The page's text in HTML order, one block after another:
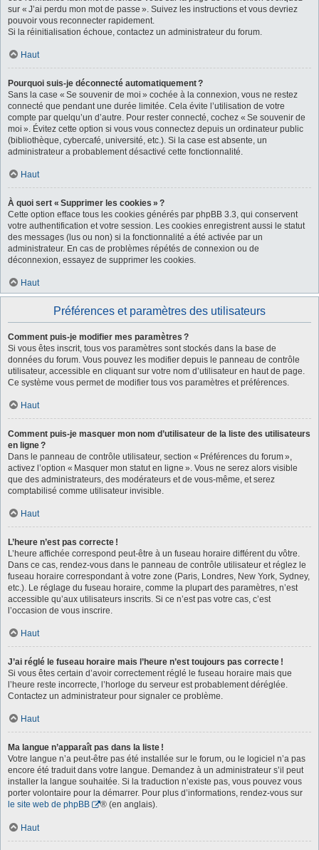
sur « J’ai perdu mon mot de passe ». Suivez les instructions et vous devriez
pouvoir vous reconnecter rapidement.
Si la réinitialisation échoue, contactez un administrateur du forum.
Haut
Pourquoi suis-je déconnecté automatiquement ?
Sans la case « Se souvenir de moi » cochée à la connexion, vous ne restez
connecté que pendant une durée limitée. Cela évite l’utilisation de votre
compte par quelqu’un d’autre. Pour rester connecté, cochez « Se souvenir de
moi ». Évitez cette option si vous vous connectez depuis un ordinateur public
(bibliothèque, cybercafé, université, etc.). Si la case est absente, un
administrateur a probablement désactivé cette fonctionnalité.
Haut
À quoi sert « Supprimer les cookies » ?
Cette option efface tous les cookies générés par phpBB 3.3, qui conservent
votre authentification et votre session. Les cookies enregistrent aussi le statut
des messages (lus ou non) si la fonctionnalité a été activée par un
administrateur. En cas de problèmes répétés de connexion ou de
déconnexion, essayez de supprimer les cookies.
Haut
Préférences et paramètres des utilisateurs
Comment puis-je modifier mes paramètres ?
Si vous êtes inscrit, tous vos paramètres sont stockés dans la base de
données du forum. Vous pouvez les modifier depuis le panneau de contrôle
utilisateur, accessible en cliquant sur votre nom d’utilisateur en haut de page.
Ce système vous permet de modifier tous vos paramètres et préférences.
Haut
Comment puis-je masquer mon nom d’utilisateur de la liste des utilisateurs
en ligne ?
Dans le panneau de contrôle utilisateur, section « Préférences du forum »,
activez l’option « Masquer mon statut en ligne ». Vous ne serez alors visible
que des administrateurs, des modérateurs et de vous-même, et serez
comptabilisé comme utilisateur invisible.
Haut
L’heure n’est pas correcte !
L’heure affichée correspond peut-être à un fuseau horaire différent du vôtre.
Dans ce cas, rendez-vous dans le panneau de contrôle utilisateur et réglez le
fuseau horaire correspondant à votre zone (Paris, Londres, New York, Sydney,
etc.). Le réglage du fuseau horaire, comme la plupart des paramètres, n’est
accessible qu’aux utilisateurs inscrits. Si ce n’est pas votre cas, c’est
l’occasion de vous inscrire.
Haut
J’ai réglé le fuseau horaire mais l’heure n’est toujours pas correcte !
Si vous êtes certain d’avoir correctement réglé le fuseau horaire mais que
l’heure reste incorrecte, l’horloge du serveur est probablement déréglée.
Contactez un administrateur pour signaler ce problème.
Haut
Ma langue n’apparaît pas dans la liste !
Votre langue n’a peut-être pas été installée sur le forum, ou le logiciel n’a pas
encore été traduit dans votre langue. Demandez à un administrateur s’il peut
installer la langue souhaitée. Si la traduction n’existe pas, vous pouvez vous
porter volontaire pour la démarrer. Pour plus d’informations, rendez-vous sur
le site web de phpBB
® (en anglais).
Haut